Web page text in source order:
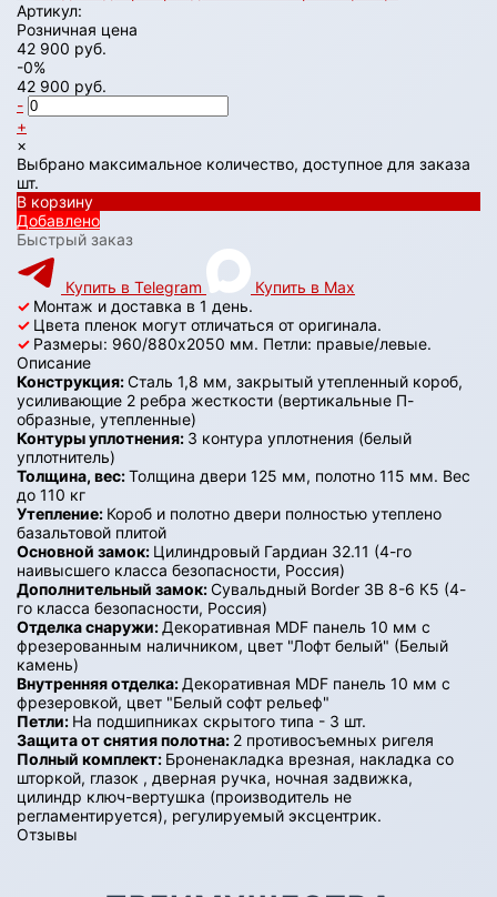
Артикул:
Розничная цена
42 900 руб.
-0%
42 900 руб.
-
+
×
Выбрано максимальное количество, доступное для заказа
шт.
В корзину
Добавлено
Быстрый заказ
Купить в Telegram
Купить в Max
✓ Монтаж и доставка в 1 день.
✓ Цвета пленок могут отличаться от оригинала.
✓ Размеры: 960/880х2050 мм. Петли: правые/левые.
Описание
Конструкция:Сталь 1,8 мм, закрытый утепленный короб,
усиливающие 2 ребра жесткости (вертикальные П-
образные, утепленные)
Контуры уплотнения: 3 контура уплотнения (белый
уплотнитель)
Толщина, вес:Толщина двери 125 мм, полотно 115 мм. Вес
до 110 кг
Утепление: Короб и полотно двери полностью утеплено
базальтовой плитой
Основной замок: Цилиндровый Гардиан 32.11 (4-го
наивысшего класса безопасности, Россия)
Дополнительный замок:Сувальдный Border ЗВ 8-6 К5 (4-
го класса безопасности, Россия)
Отделка снаружи: Декоративная MDF панель 10 мм с
фрезерованным наличником, цвет "Лофт белый" (Белый
камень)
Внутренняя отделка: Декоративная MDF панель 10 мм с
фрезеровкой, цвет "Белый софт рельеф"
Петли: На подшипниках скрытого типа - 3 шт.
Защита от снятия полотна: 2 противосъемных ригеля
Полный комплект: Броненакладка врезная, накладка со
шторкой, глазок , дверная ручка, ночная задвижка,
цилиндр ключ-вертушка (производитель не
регламентируется), регулируемый эксцентрик.
Отзывы